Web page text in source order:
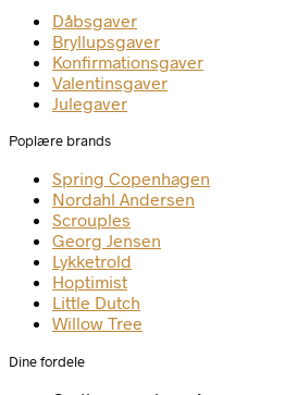
Dåbsgaver
Bryllupsgaver
Konfirmationsgaver
Valentinsgaver
Julegaver
Poplære brands
Spring Copenhagen
Nordahl Andersen
Scrouples
Georg Jensen
Lykketrold
Hoptimist
Little Dutch
Willow Tree
Dine fordele